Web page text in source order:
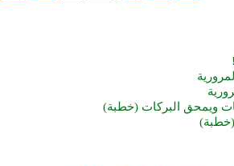
ويمحق البركات (خطبة)
(خطبة)